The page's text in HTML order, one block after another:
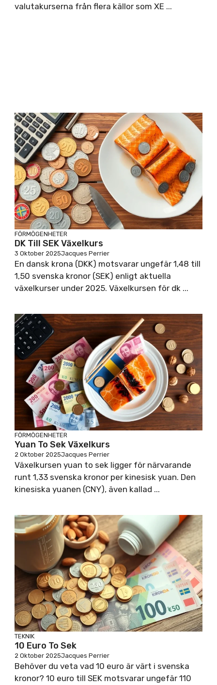
valutakurserna från flera källor som XE ...
FÖRMÖGENHETER
DK Till SEK Växelkurs
3 Oktober 2025Jacques Perrier
En dansk krona (DKK) motsvarar ungefär 1,48 till
1,50 svenska kronor (SEK) enligt aktuella
växelkurser under 2025. Växelkursen för dk ...
FÖRMÖGENHETER
Yuan To Sek Växelkurs
2 Oktober 2025Jacques Perrier
Växelkursen yuan to sek ligger för närvarande
runt 1,33 svenska kronor per kinesisk yuan. Den
kinesiska yuanen (CNY), även kallad ...
TEKNIK
10 Euro To Sek
2 Oktober 2025Jacques Perrier
Behöver du veta vad 10 euro är värt i svenska
kronor? 10 euro till SEK motsvarar ungefär 110